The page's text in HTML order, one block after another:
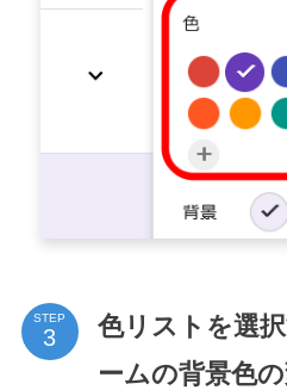
STEP
色リストを選
ームの背景色